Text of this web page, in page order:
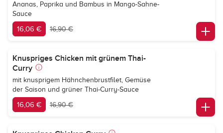
Ananas, Paprika und Bambus in Mango-Sahne-
Sauce
16,06 € 16,90 €
Knuspriges Chicken mit grünem Thai-
Curry
mit knusprigem Hähnchenbrustfilet, Gemüse
der Saison und grüner Thai-Curry-Sauce
16,06 € 16,90 €